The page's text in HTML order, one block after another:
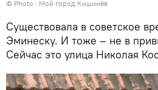
© Photo : Мой город Кишинёв
Существовала в советское
Эминеску. И тоже – не в
Сейчас это улица Николая